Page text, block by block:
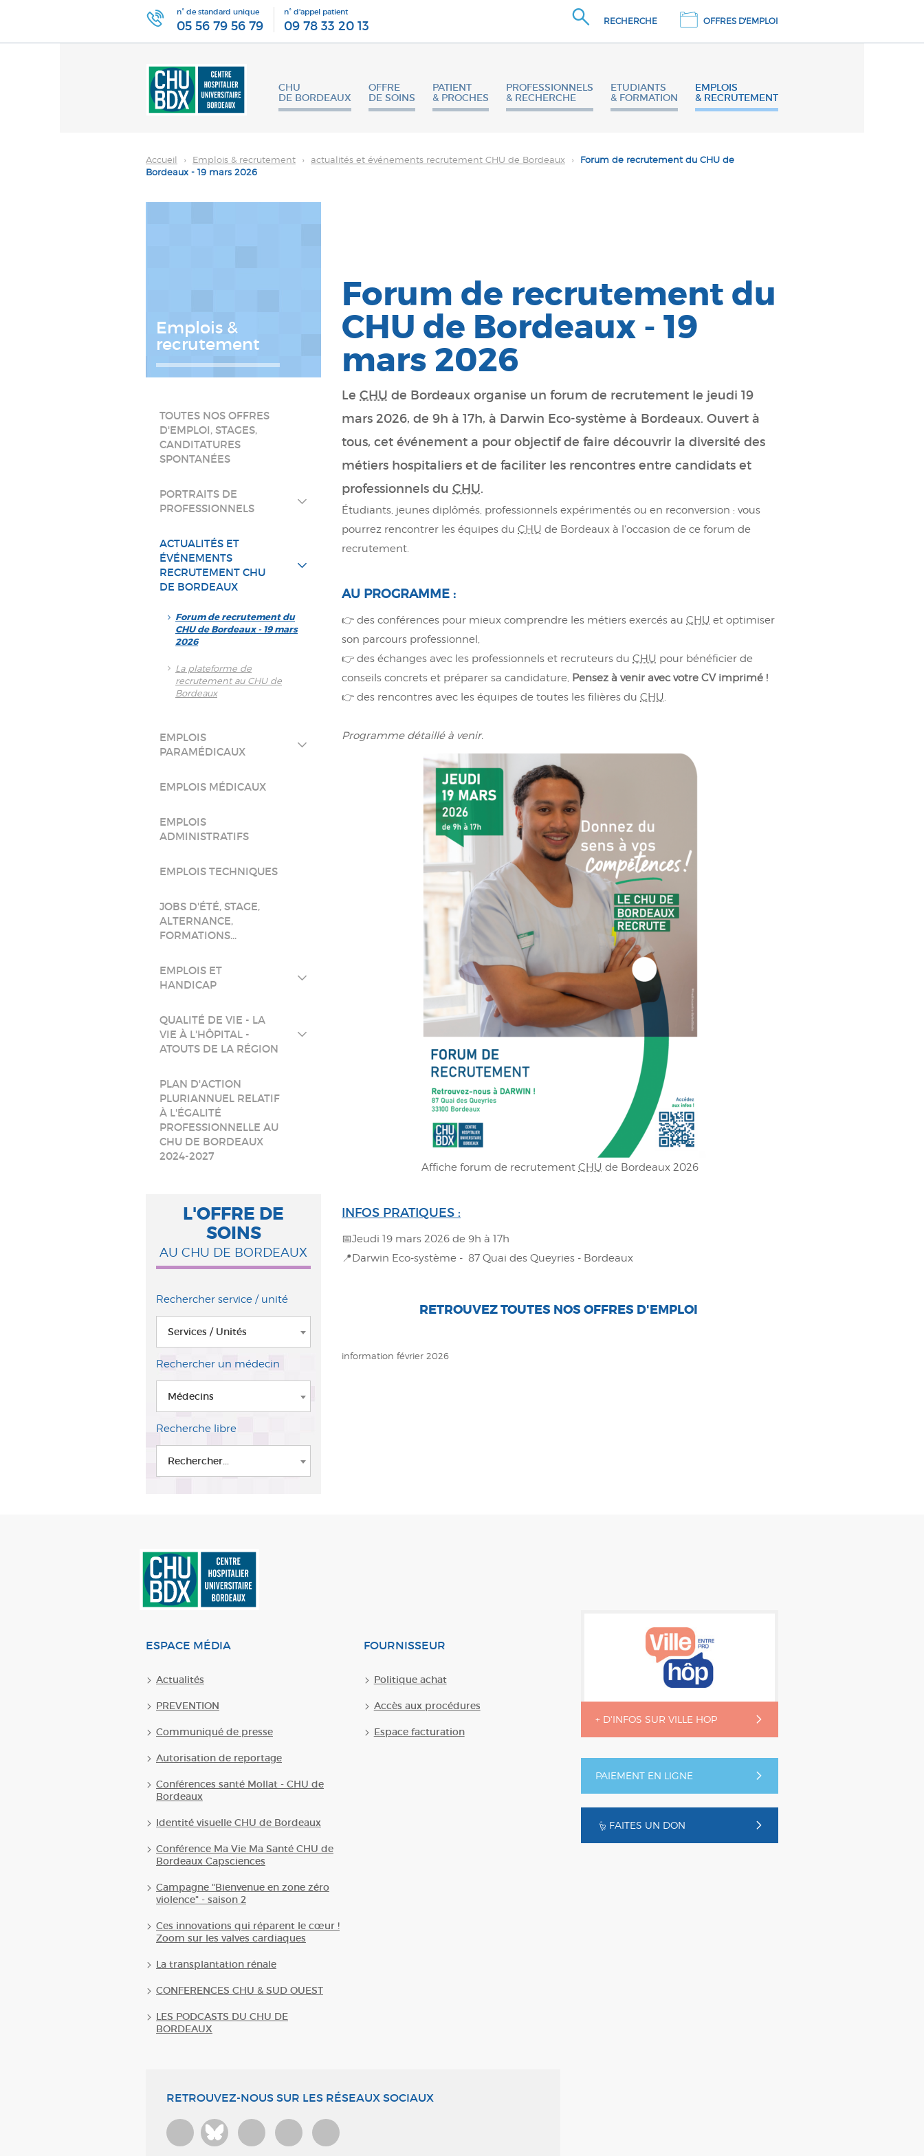
n° de standard unique
05 56 79 56 79
n° d'appel patient
09 78 33 20 13 RECHERCHE OFFRES D'EMPLOI
CHU
DE BORDEAUX
OFFRE
DE SOINS
PATIENT
& PROCHES
PROFESSIONNELS
& RECHERCHE
ETUDIANTS
& FORMATION
EMPLOIS
& RECRUTEMENT
Accueil › Emplois & recrutement › actualités et événements recrutement CHU de Bordeaux ›
Forum de recrutement du CHU de
Bordeaux - 19 mars 2026
Emplois &
recrutement
TOUTES NOS OFFRES
D'EMPLOI, STAGES,
CANDITATURES
SPONTANÉES
PORTRAITS DE
PROFESSIONNELS
ACTUALITÉS ET
ÉVÉNEMENTS
RECRUTEMENT CHU
DE BORDEAUX
Forum de recrutement du
CHU de Bordeaux - 19 mars
2026
La plateforme de
recrutement au CHU de
Bordeaux
EMPLOIS
PARAMÉDICAUX
EMPLOIS MÉDICAUX
EMPLOIS
ADMINISTRATIFS
EMPLOIS TECHNIQUES
JOBS D'ÉTÉ, STAGE,
ALTERNANCE,
FORMATIONS...
EMPLOIS ET
HANDICAP
QUALITÉ DE VIE - LA
VIE À L'HÔPITAL -
ATOUTS DE LA RÉGION
PLAN D'ACTION
PLURIANNUEL RELATIF
À L'ÉGALITÉ
PROFESSIONNELLE AU
CHU DE BORDEAUX
2024-2027
L'OFFRE DE
SOINS
AU CHU DE BORDEAUX
Rechercher service / unité
Services / Unités
Rechercher un médecin
Médecins
Recherche libre
Rechercher...
Forum de recrutement du
CHU de Bordeaux - 19
mars 2026
Le CHU de Bordeaux organise un forum de recrutement le jeudi 19
mars 2026, de 9h à 17h, à Darwin Eco-système à Bordeaux. Ouvert à
tous, cet événement a pour objectif de faire découvrir la diversité des
métiers hospitaliers et de faciliter les rencontres entre candidats et
professionnels du CHU.
Étudiants, jeunes diplômés, professionnels expérimentés ou en reconversion : vous
pourrez rencontrer les équipes du CHU de Bordeaux à l'occasion de ce forum de
recrutement.
AU PROGRAMME :
👉 des conférences pour mieux comprendre les métiers exercés au CHU et optimiser
son parcours professionnel,
👉 des échanges avec les professionnels et recruteurs du CHU pour bénéficier de
conseils concrets et préparer sa candidature, Pensez à venir avec votre CV imprimé !
👉 des rencontres avec les équipes de toutes les filières du CHU
Programme détaillé à venir.
Affiche forum de recrutement CHU de Bordeaux 2026
INFOS PRATIQUES :
📅Jeudi 19 mars 2026 de 9h à 17h
📍Darwin Eco-système - 87 Quai des Queyries - Bordeaux
RETROUVEZ TOUTES NOS OFFRES D'EMPLOI
information février 2026
+ D'INFOS SUR VILLE HOP
PAIEMENT EN LIGNE
FAITES UN DON
ESPACE MÉDIA
Actualités
PREVENTION
Communiqué de presse
Autorisation de reportage
Conférences santé Mollat - CHU de
Bordeaux
Identité visuelle CHU de Bordeaux
Conférence Ma Vie Ma Santé CHU de
Bordeaux Capsciences
Campagne "Bienvenue en zone zéro
violence" - saison 2
Ces innovations qui réparent le cœur !
Zoom sur les valves cardiaques
La transplantation rénale
CONFERENCES CHU & SUD OUEST
LES PODCASTS DU CHU DE
BORDEAUX
FOURNISSEUR
Politique achat
Accès aux procédures
Espace facturation
RETROUVEZ-NOUS SUR LES RÉSEAUX SOCIAUX
Bluesky